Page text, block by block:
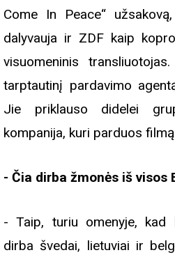
Come In Peace“
dalyvauja ir ZDF kaip
visuomeninis
tarptautinį pardavimo
Jie priklauso didelei
kompanija, kuri parduos
- Čia dirba žmonės iš visos
- Taip, turiu omenyje, kad
dirba švedai, lietuviai ir